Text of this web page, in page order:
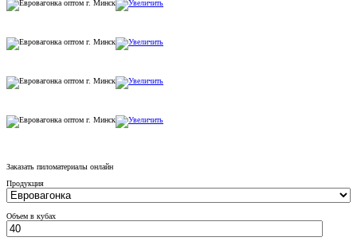
Заказать пиломатериалы онлайн
Продукция
Объем в кубах